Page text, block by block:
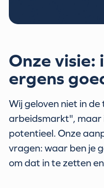
Onze visie:
ergens
Wij geloven niet in
arbeidsmarkt", maar
potentieel. Onze
vragen: waar ben je
om dat in te zetten